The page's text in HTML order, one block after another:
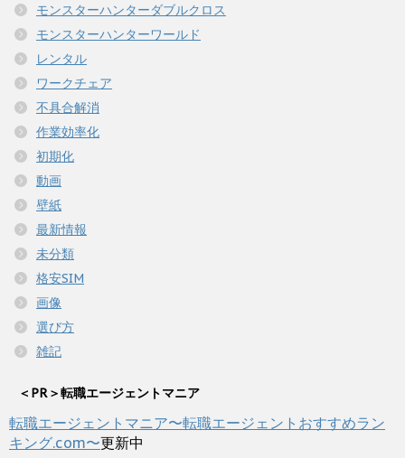
モンスターハンターダブルクロス
モンスターハンターワールド
レンタル
ワークチェア
不具合解消
作業効率化
初期化
動画
壁紙
最新情報
未分類
格安SIM
画像
選び方
雑記
＜PR＞転職エージェントマニア
転職エージェントマニア〜転職エージェントおすすめラン
キング.com〜更新中